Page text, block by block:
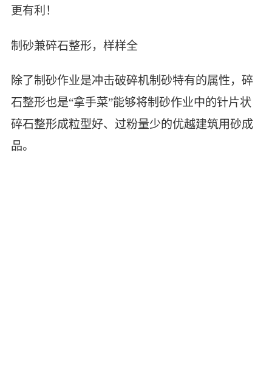
更有利！
制砂兼碎石整形，样样全
除了制砂作业是冲击破碎机制砂特有的属性，碎
石整形也是“拿手菜”能够将制砂作业中的针片状
碎石整形成粒型好、过粉量少的优越建筑用砂成
品。